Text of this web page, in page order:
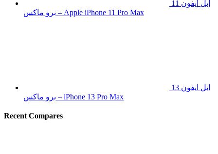
ابل ايفون 11
برو ماكس – Apple iPhone 11 Pro Max
ابل ايفون 13
برو ماكس – iPhone 13 Pro Max
Recent Compares